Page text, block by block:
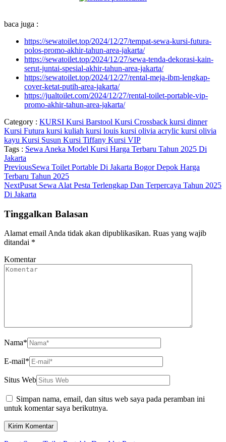
baca juga :
https://sewatoilet.top/2024/12/27/tempat-sewa-kursi-futura-
polos-promo-akhir-tahun-area-jakarta/
https://sewatoilet.top/2024/12/27/sewa-tenda-dekorasi-kain-
serut-juntai-spesial-akhir-tahun-area-jakarta/
https://sewatoilet.top/2024/12/27/rental-meja-ibm-lengkap-
cover-ketat-putih-area-jakarta/
https://jualtoilet.com/2024/12/27/rental-toilet-portable-vip-
promo-akhir-tahun-area-jakarta/
Category : KURSI Kursi Barstool Kursi Crossback kursi dinner
Kursi Futura kursi kuliah kursi louis kursi olivia acrylic kursi olivia
kayu Kursi Susun Kursi Tiffany Kursi VIP
Tags : Sewa Aneka Model Kursi Harga Terbaru Tahun 2025 Di
Jakarta
PreviousSewa Toilet Portable Di Jakarta Bogor Depok Harga
Terbaru Tahun 2025
NextPusat Sewa Alat Pesta Terlengkap Dan Terpercaya Tahun 2025
Di Jakarta
Tinggalkan Balasan
Alamat email Anda tidak akan dipublikasikan. Ruas yang wajib
ditandai *
Komentar
Nama*
E-mail*
Situs Web
Simpan nama, email, dan situs web saya pada peramban ini
untuk komentar saya berikutnya.